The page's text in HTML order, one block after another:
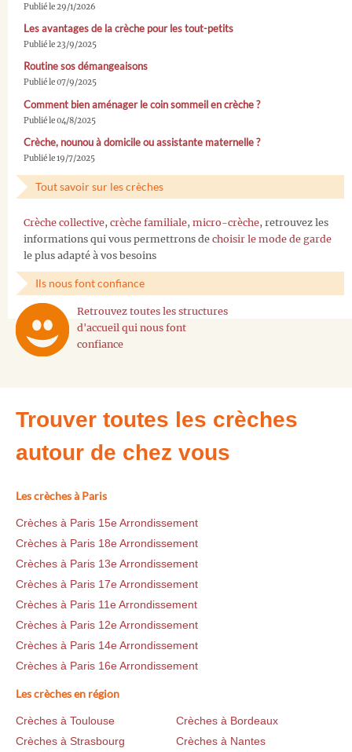
Publié le 29/1/2026
Les avantages de la crèche pour les tout-petits
Publié le 23/9/2025
Routine sos démangeaisons
Publié le 07/9/2025
Comment bien aménager le coin sommeil en crèche ?
Publié le 04/8/2025
Crèche, nounou à domicile ou assistante maternelle ?
Publié le 19/7/2025
Tout savoir sur les crèches
Crèche collective, crèche familiale, micro-crèche, retrouvez les
informations qui vous permettrons de choisir le mode de garde
le plus adapté à vos besoins
Ils nous font confiance
Retrouvez toutes les structures
d'accueil qui nous font
confiance
Trouver toutes les crèches
autour de chez vous
Les crèches à Paris
Crèches à Paris 15e Arrondissement
Crèches à Paris 18e Arrondissement
Crèches à Paris 13e Arrondissement
Crèches à Paris 17e Arrondissement
Crèches à Paris 11e Arrondissement
Crèches à Paris 12e Arrondissement
Crèches à Paris 14e Arrondissement
Crèches à Paris 16e Arrondissement
Les crèches en région
Crèches à Toulouse
Crèches à Bordeaux
Crèches à Strasbourg
Crèches à Nantes